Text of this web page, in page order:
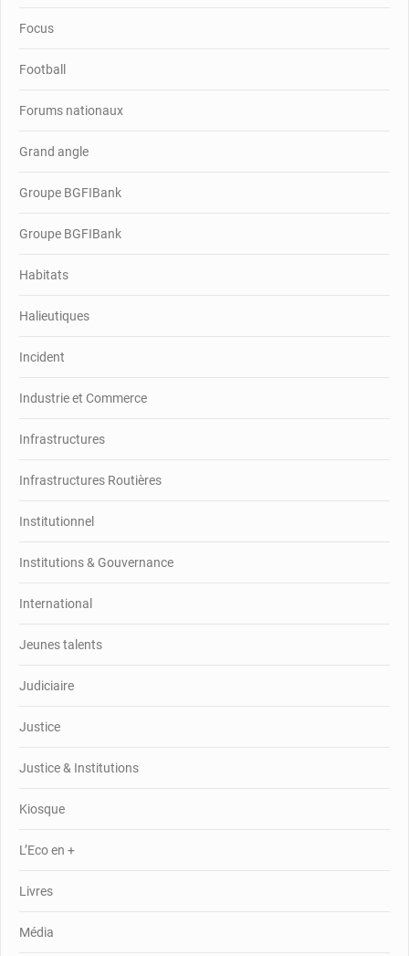
Focus
Football
Forums nationaux
Grand angle
Groupe BGFIBank
Groupe BGFIBank
Habitats
Halieutiques
Incident
Industrie et Commerce
Infrastructures
Infrastructures Routières
Institutionnel
Institutions & Gouvernance
International
Jeunes talents
Judiciaire
Justice
Justice & Institutions
Kiosque
L’Eco en +
Livres
Média